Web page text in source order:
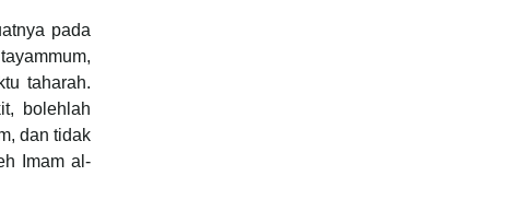
pada
taharah.
bolehlah
dan tidak
Imam al-